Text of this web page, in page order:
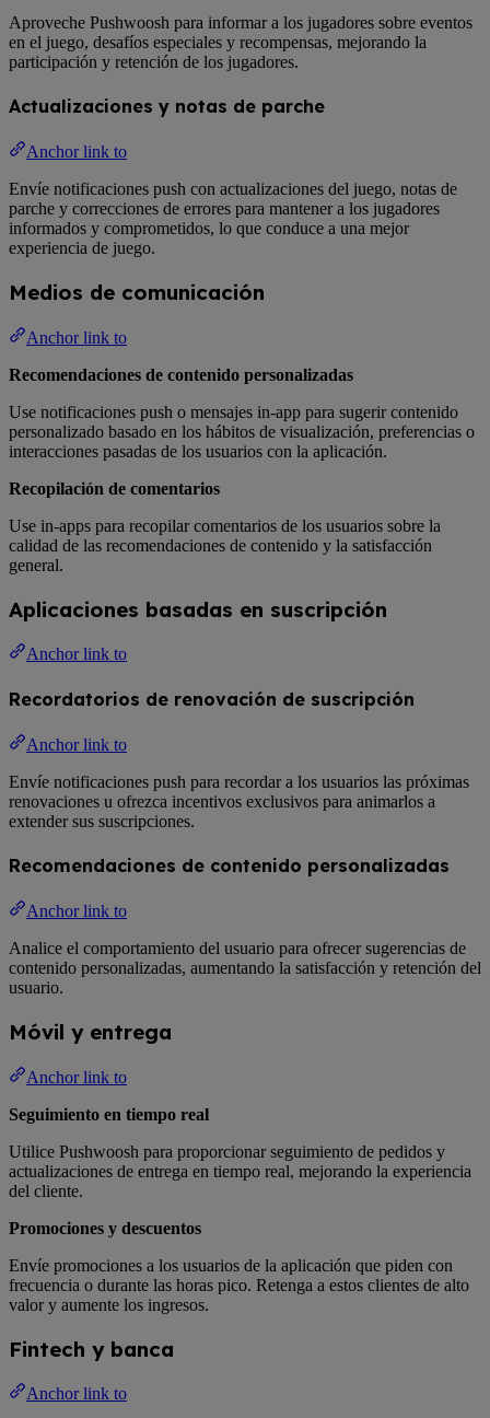
Aproveche Pushwoosh para informar a los jugadores sobre eventos
en el juego, desafíos especiales y recompensas, mejorando la
participación y retención de los jugadores.
Actualizaciones y notas de parche
Anchor link to
Envíe notificaciones push con actualizaciones del juego, notas de
parche y correcciones de errores para mantener a los jugadores
informados y comprometidos, lo que conduce a una mejor
experiencia de juego.
Medios de comunicación
Anchor link to
Recomendaciones de contenido personalizadas
Use notificaciones push o mensajes in-app para sugerir contenido
personalizado basado en los hábitos de visualización, preferencias o
interacciones pasadas de los usuarios con la aplicación.
Recopilación de comentarios
Use in-apps para recopilar comentarios de los usuarios sobre la
calidad de las recomendaciones de contenido y la satisfacción
general.
Aplicaciones basadas en suscripción
Anchor link to
Recordatorios de renovación de suscripción
Anchor link to
Envíe notificaciones push para recordar a los usuarios las próximas
renovaciones u ofrezca incentivos exclusivos para animarlos a
extender sus suscripciones.
Recomendaciones de contenido personalizadas
Anchor link to
Analice el comportamiento del usuario para ofrecer sugerencias de
contenido personalizadas, aumentando la satisfacción y retención del
usuario.
Móvil y entrega
Anchor link to
Seguimiento en tiempo real
Utilice Pushwoosh para proporcionar seguimiento de pedidos y
actualizaciones de entrega en tiempo real, mejorando la experiencia
del cliente.
Promociones y descuentos
Envíe promociones a los usuarios de la aplicación que piden con
frecuencia o durante las horas pico. Retenga a estos clientes de alto
valor y aumente los ingresos.
Fintech y banca
Anchor link to